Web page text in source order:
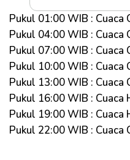
Pukul 01:00 WIB : Cuaca
Pukul 04:00 WIB : Cuaca
Pukul 07:00 WIB : Cuaca
Pukul 10:00 WIB : Cuaca
Pukul 13:00 WIB : Cuaca
Pukul 16:00 WIB : Cuaca
Pukul 19:00 WIB : Cuaca
Pukul 22:00 WIB : Cuaca